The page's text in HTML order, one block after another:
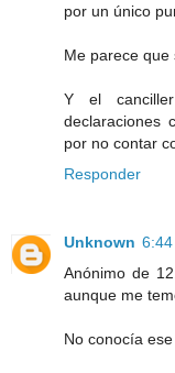
por un único
Me parece que
Y el
declaraciones
por no contar
Responder
Unknown 6:44
Anónimo de
aunque me
No conocía